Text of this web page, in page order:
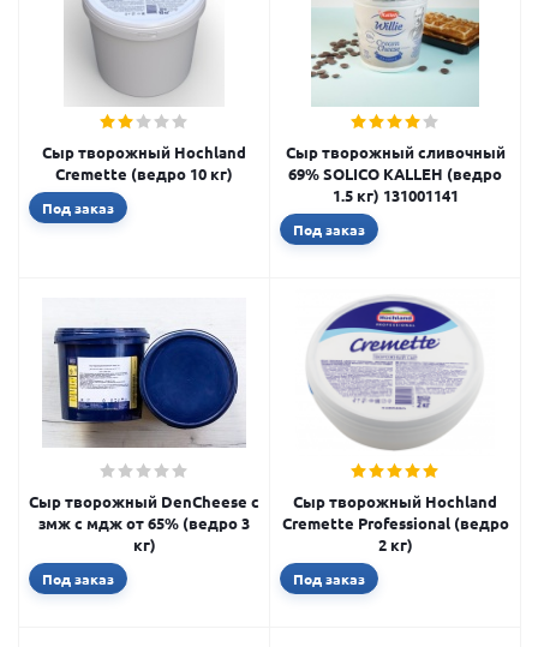
Сыр творожный Hochland
Cremette (ведро 10 кг)
Под заказ
Сыр творожный сливочный
69% SOLICO KALLEH (ведро
1.5 кг) 131001141
Под заказ
Сыр творожный DenCheese с
змж с мдж от 65% (ведро 3
кг)
Под заказ
Сыр творожный Hochland
Cremette Professional (ведро
2 кг)
Под заказ